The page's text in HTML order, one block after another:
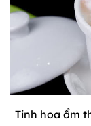
Tinh hoa ẩm